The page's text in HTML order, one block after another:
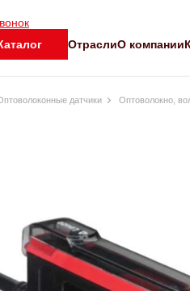
ОтраслиО компании
датчики Оптоволокно,